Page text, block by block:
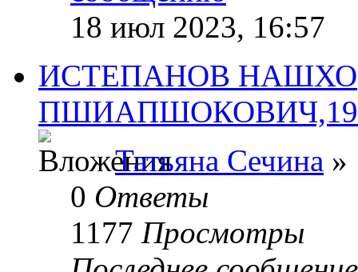
18 июл 2023, 16:57
ИСТЕПАНОВ НАШХО
Татьяна Сечина »
0 Ответы
1177 Просмотры